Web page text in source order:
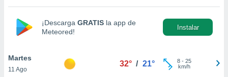
aceptar
de
¡Descarga GRATIS la app de
Meteored!
Instalar
Martes
11 Ago
32° / 21° 8- 25
km/h